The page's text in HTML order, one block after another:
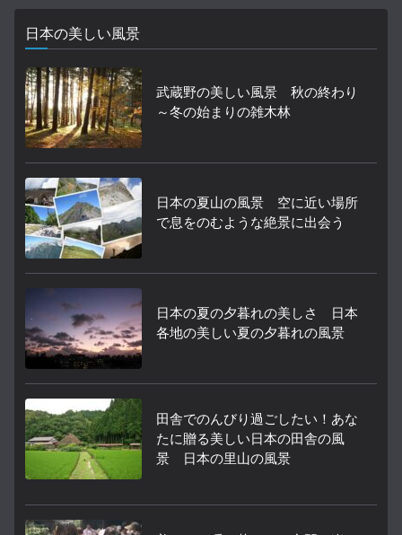
日本の美しい風景
武蔵野の美しい風景 秋の終わり
～冬の始まりの雑木林
日本の夏山の風景 空に近い場所
で息をのむような絶景に出会う
日本の夏の夕暮れの美しさ 日本
各地の美しい夏の夕暮れの風景
田舎でのんびり過ごしたい！あな
たに贈る美しい日本の田舎の風
景 日本の里山の風景